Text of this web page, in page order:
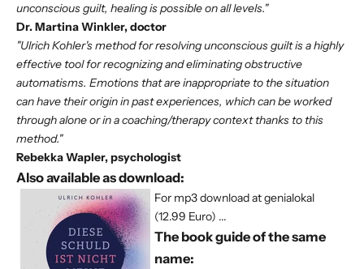
unconscious guilt, healing is possible on all levels."
Dr. Martina Winkler, doctor
"Ulrich Kohler's method for resolving unconscious guilt is a highly
effective tool for recognizing and eliminating obstructive
automatisms. Emotions that are inappropriate to the situation
can have their origin in past experiences, which can be worked
through alone or in a coaching/therapy context thanks to this
method."
Rebekka Wapler, psychologist
Also available as download:
For mp3 download at genialokal
(12.99 Euro) ...
The book guide of the same
name: